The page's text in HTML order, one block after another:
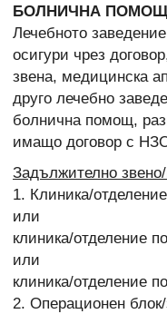
БОЛНИЧНА ПОМОЩ
Лечебното
осигури чрез
звена, медицинска
друго лечебно
болнична помощ,
имащо договор с
Задължително
1. Клиника/
или
клиника/отделение
или
клиника/отделение
2. Операционен